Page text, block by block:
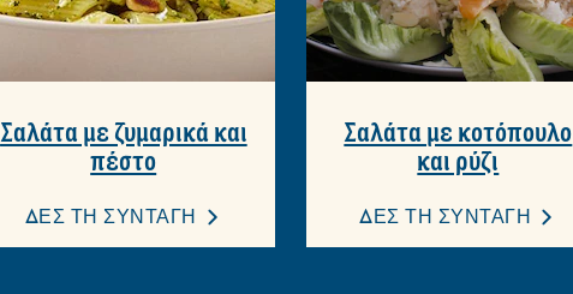
Σαλάτα με ζυμαρικά και
πέστο
ΔΕΣ ΤΗ ΣΥΝΤΑΓΗ
Σαλάτα με κοτόπουλο
και ρύζι
ΔΕΣ ΤΗ ΣΥΝΤΑΓΗ